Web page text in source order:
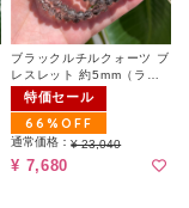
ブラックルチルクォーツ ブ
レスレット 約5mm（ラン
ダム）
特価セール
66%OFF
通常価格：¥ 23,040
¥ 7,680